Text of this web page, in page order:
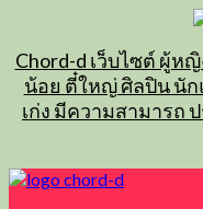
content
Chord-d เว็บไซต์ ผู้ห
น้อย ตี๋ใหญ่ ศิลปิน นัก
เก่ง มีความสามารถ
Primary